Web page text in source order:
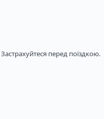
Застрахуйтеся перед поїздкою.